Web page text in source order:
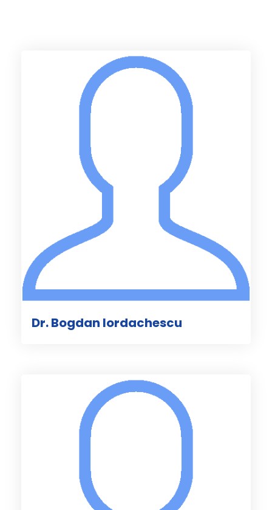
Dr. Bogdan Iordachescu